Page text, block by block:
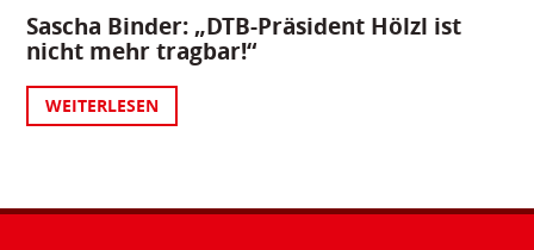
Sascha Binder: „DTB-Präsident Hölzl ist
nicht mehr tragbar!“
WEITERLESEN